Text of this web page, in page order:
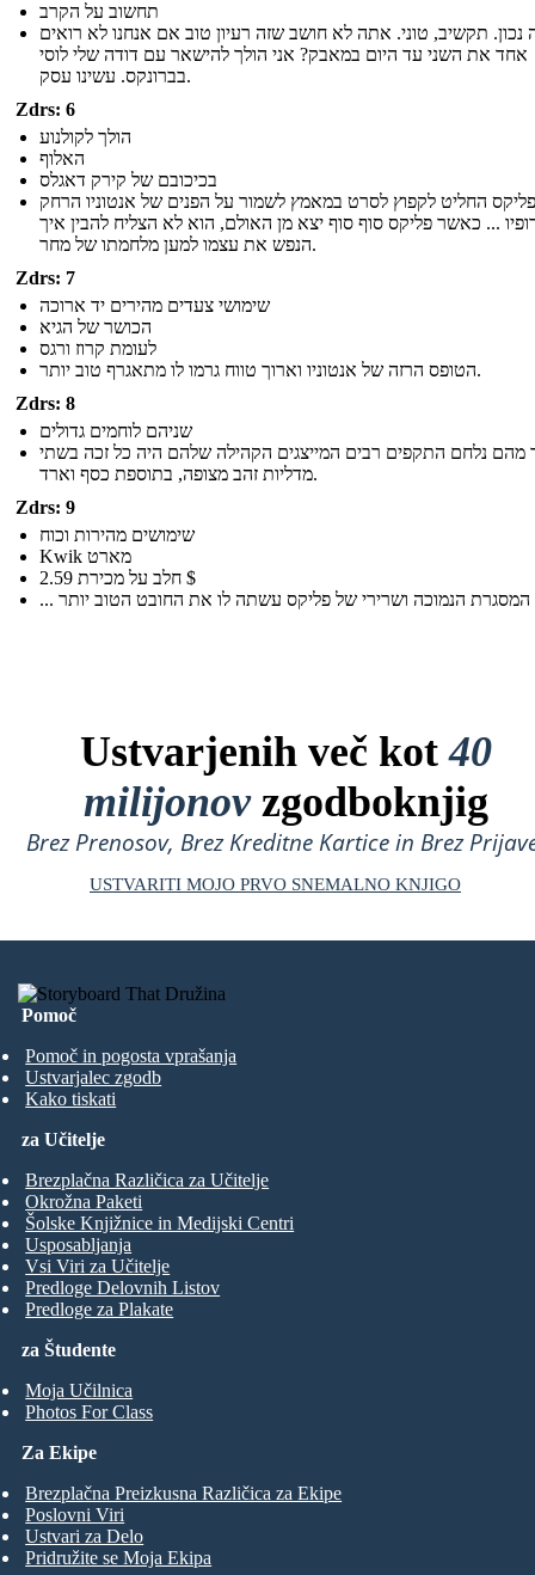
תחשוב על הקרב
נכון. תקשיב, טוני. אתה לא חושב שזה רעיון טוב אם אנחנו לא רואים
אחד את השני עד היום במאבק? אני הולך להישאר עם דודה שלי לוסי
בברונקס. עשינו עסק.
Zdrs: 6
הולך לקולנוע
האלוף
בכיכובם של קירק דאגלס
פליקס החליט לקפוץ לסרט במאמץ לשמור על הפנים של אנטוניו הרחק
... כאשר פליקס סוף סוף יצא מן האולם, הוא לא הצליח להבין איך
הנפש את עצמו למען מלחמתו של מחר.
Zdrs: 7
שימושי צעדים מהירים יד ארוכה
הכושר של הגיא
לעומת קרוז ורגס
הטופס הרזה של אנטוניו וארוך טווח גרמו לו מתאגרף טוב יותר.
Zdrs: 8
שניהם לוחמים גדולים
מהם נלחם התקפים רבים המייצגים הקהילה שלהם היה כל זכה בשתי
מדליות זהב מצופה, בתוספת כסף וארד.
Zdrs: 9
שימושים מהירות וכוח
Kwik מארט
חלב על מכירת 2.59 $
Ustvarjenih več kot40
milijonovzgodboknjig
Brez Prenosov, Brez Kreditne Kartice in Brez
USTVARITI MOJO PRVO SNEMALNO KNJIGO
Pomoč
Pomoč in pogosta vprašanja
Ustvarjalec zgodb
Kako tiskati
za Študente
Moja Učilnica
Photos For Class
za Učitelje
Brezplačna Različica za Učitelje
Okrožna Paketi
Šolske Knjižnice in Medijski Centri
Usposabljanja
Vsi Viri za Učitelje
Predloge Delovnih Listov
Predloge za Plakate
Za Ekipe
Brezplačna Preizkusna Različica za Ekipe
Poslovni Viri
Ustvari za Delo
Pridružite se Moja Ekipa